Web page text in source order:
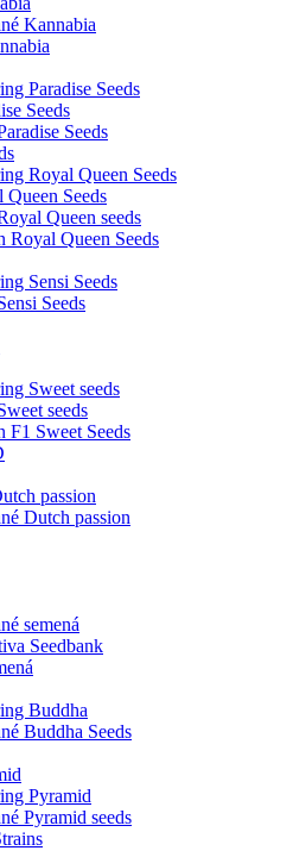
Kannabia
Paradise Seeds
Seeds
Seeds
Royal Queen Seeds
Seeds
Queen seeds
Royal Queen Seeds
Sensi Seeds
Seeds
Sweet seeds
seeds
F1 Sweet Seeds
passion
Dutch passion
semená
Seedbank
Buddha
Buddha Seeds
Pyramid
Pyramid seeds